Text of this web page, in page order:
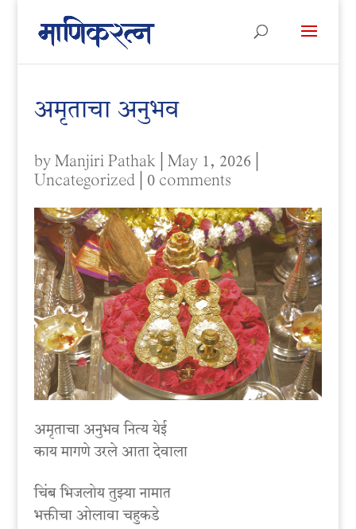
अमृताचा अनुभव
byManjiri Pathak| May 1, 2026
Uncategorized 0 comments
अमृताचा अनुभव नित्य येई
काय मागणे उरले आता देवाला
चिंब भिजलोय तुझ्या नामात
भक्तीचा ओलावा चहुकडे